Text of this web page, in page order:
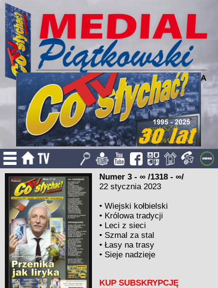
Numer 3 - ∞ /1318 - ∞/
22 stycznia 2023
•Wiejski kołbielski
• Królowa tradycji
• Leci z sieci
• Szmal za stal
•Łasy na trasy
• Sieje nadzieje
KUP SUBSKRYPCJĘ